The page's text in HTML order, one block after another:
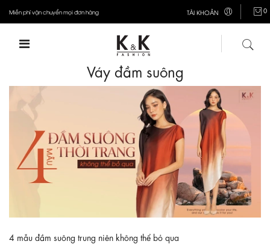
Miễn phí vận chuyển mọi đơn hàng TÀI KHOẢN 0
Váy đầm suông
4 mẫu đầm suông trung niên không thể bỏ qua